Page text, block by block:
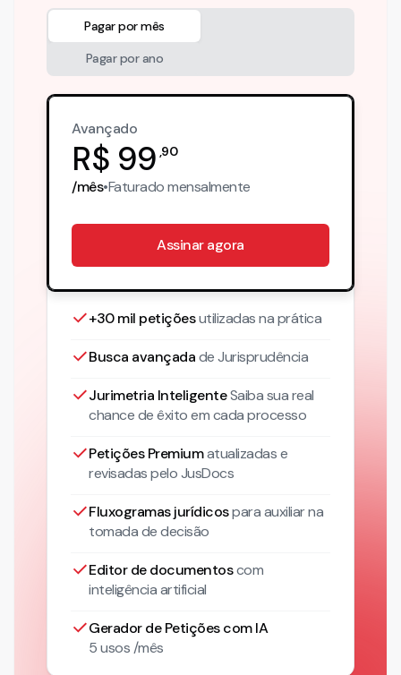
Pagar por mês
Pagar por ano
Avançado
R$ 99 ,90
/mês•Faturadomensalmente
Assinar agora
+30 mil petiçõesutilizadas na prática
Busca avançadade Jurisprudência
Jurimetria InteligenteSaiba sua real
chance de êxito em cada processo
Petições Premiumatualizadase
revisadas pelo JusDocs
Fluxogramas jurídicospara auxiliar na
tomada de decisão
Editor de documentoscom
inteligência artificial
Gerador de Petições com IA
5 usos /mês